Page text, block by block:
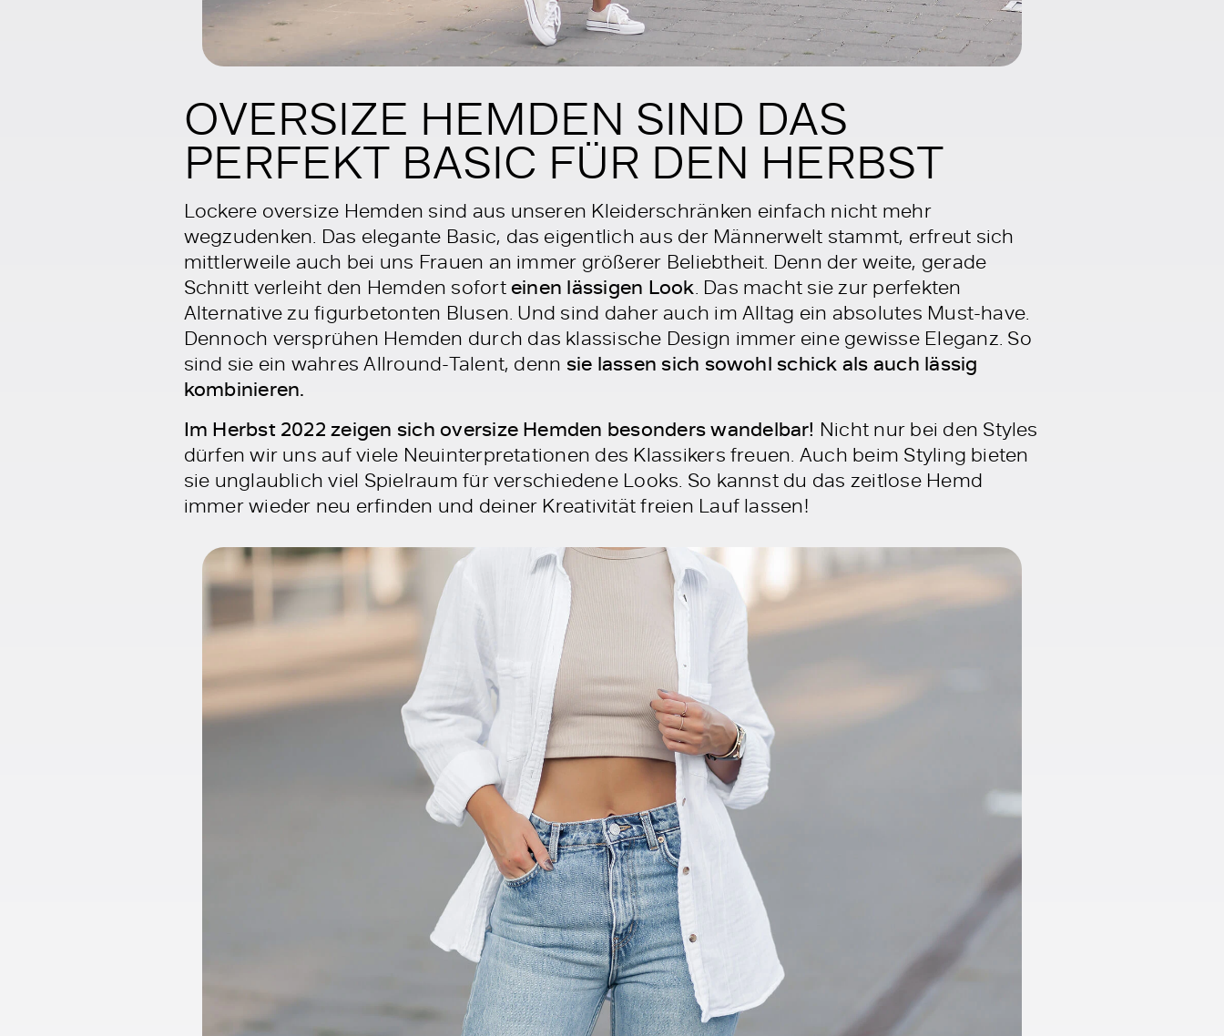
OVERSIZE HEMDEN SIND DAS
PERFEKT BASIC FÜR DEN HERBST
Lockere oversize Hemden sind aus unseren Kleiderschränken einfach nicht mehr
wegzudenken. Das elegante Basic, das eigentlich aus der Männerwelt stammt, erfreut sich
mittlerweile auch bei uns Frauen an immer größerer Beliebtheit. Denn der weite, gerade
Schnitt verleiht den Hemden soforteinen lässigen Look . Das macht sie zur perfekten
Alternative zu figurbetonten Blusen. Und sind daher auch im Alltag ein absolutes Must-have.
Dennoch versprühen Hemden durch das klassische Design immer eine gewisse Eleganz. So
sind sie ein wahres Allround-Talent, denn sie lassen sich sowohl schick als auch lässig
kombinieren.
Im Herbst 2022 zeigen sich oversize Hemden besonders wandelbar! Nicht nur bei den Styles
dürfen wir uns auf viele Neuinterpretationen des Klassikers freuen. Auch beim Styling bieten
sie unglaublich viel Spielraum für verschiedene Looks. So kannst du das zeitlose Hemd
immer wieder neu erfinden und deiner Kreativität freien Lauf lassen!